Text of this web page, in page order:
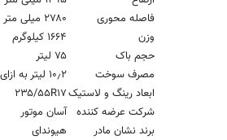
فاصله محوری
۲۷۸۰ میلی متر
وزن
۱۶۶۴ کیلوگرم
حجم باک
۷۵ لیتر
مصرف سوخت
۱۰٫۲ لیتر به ازای هر ۱۰۰ کیلومتر
ابعاد رینگ و لاستیک۲۳۵/۵۵R۱۷
شرکت عرضه کننده
آسان موتور
برند نشان مادر
هیوندای